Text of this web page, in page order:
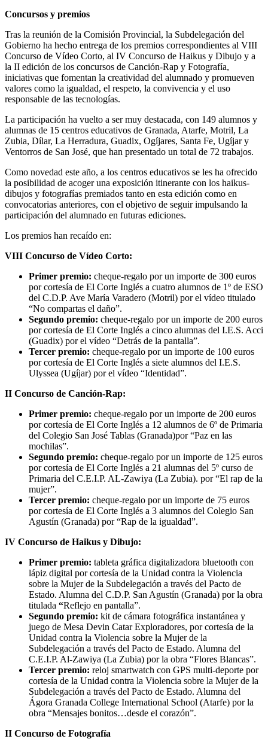
Concursos y premios
Tras la reunión de la Comisión Provincial, la Subdelegación del
Gobierno ha hecho entrega de los premios correspondientes al VIII
Concurso de Vídeo Corto, al IV Concurso de Haikus y Dibujo y a
la II edición de los concursos de Canción-Rap y Fotografía,
iniciativas que fomentan la creatividad del alumnado y promueven
valores como la igualdad, el respeto, la convivencia y el uso
responsable de las tecnologías.
La participación ha vuelto a ser muy destacada, con 149 alumnos y
alumnas de 15 centros educativos de Granada, Atarfe, Motril, La
Zubia, Dílar, La Herradura, Guadix, Ogíjares, Santa Fe, Ugíjar y
Ventorros de San José, que han presentado un total de 72 trabajos.
Como novedad este año, a los centros educativos se les ha ofrecido
la posibilidad de acoger una exposición itinerante con los haikus-
dibujos y fotografías premiados tanto en esta edición como en
convocatorias anteriores, con el objetivo de seguir impulsando la
participación del alumnado en futuras ediciones.
Los premios han recaído en:
VIII Concurso de Vídeo Corto:
Primer premio: cheque-regalo por un importe de 300 euros
por cortesía de El Corte Inglés a cuatro alumnos de 1º de ESO
del C.D.P. Ave María Varadero (Motril) por el vídeo titulado
“No compartas el daño”.
Segundo premio: cheque-regalo por un importe de 200 euros
por cortesía de El Corte Inglés a cinco alumnas del I.E.S. Acci
(Guadix) por el vídeo “Detrás de la pantalla”.
Tercer premio: cheque-regalo por un importe de 100 euros
por cortesía de El Corte Inglés a siete alumnos del I.E.S.
Ulyssea (Ugíjar) por el vídeo “Identidad”.
II Concurso de Canción-Rap:
Primer premio: cheque-regalo por un importe de 200 euros
por cortesía de El Corte Inglés a 12 alumnos de 6º de Primaria
del Colegio San José Tablas (Granada)por “Paz en las
mochilas”.
Segundo premio: cheque-regalo por un importe de 125 euros
por cortesía de El Corte Inglés a 21 alumnas del 5º curso de
Primaria del C.E.I.P. AL-Zawiya (La Zubia). por “El rap de la
mujer”.
Tercer premio: cheque-regalo por un importe de 75 euros
por cortesía de El Corte Inglés a 3 alumnos del Colegio San
Agustín (Granada) por “Rap de la igualdad”.
IV Concurso de Haikus y Dibujo:
Primer premio: tableta gráfica digitalizadora bluetooth con
lápiz digital por cortesía de la Unidad contra la Violencia
sobre la Mujer de la Subdelegación a través del Pacto de
Estado. Alumna del C.D.P. San Agustín (Granada) por la obra
titulada “Reflejo en pantalla”.
Segundo premio: kit de cámara fotográfica instantánea y
juego de Mesa Devin Catar Exploradores, por cortesía de la
Unidad contra la Violencia sobre la Mujer de la
Subdelegación a través del Pacto de Estado. Alumna del
C.E.I.P. Al-Zawiya (La Zubia) por la obra “Flores Blancas”.
Tercer premio: reloj smartwatch con GPS multi-deporte por
cortesía de la Unidad contra la Violencia sobre la Mujer de la
Subdelegación a través del Pacto de Estado. Alumna del
Ágora Granada College International School (Atarfe) por la
obra “Mensajes bonitos…desde el corazón”.
II Concurso de Fotografía